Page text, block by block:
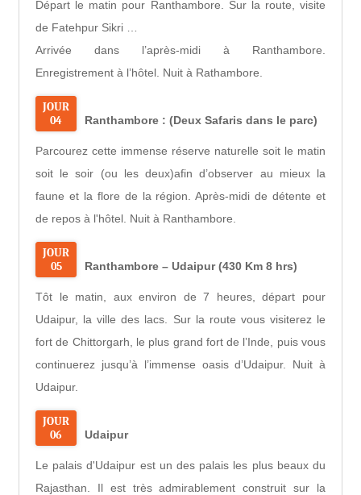
Départ le matin pour Ranthambore. Sur la route, visite
de Fatehpur Sikri …
Arrivée dans l’après-midi à Ranthambore.
Enregistrement à l’hôtel. Nuit à Rathambore.
JOUR
04
Ranthambore : (Deux Safaris dans le parc)
Parcourez cette immense réserve naturelle soit le matin
soit le soir (ou les deux)afin d’observer au mieux la
faune et la flore de la région. Après-midi de détente et
de repos à l'hôtel. Nuit à Ranthambore.
JOUR
05
Ranthambore – Udaipur (430 Km 8 hrs)
Tôt le matin, aux environ de 7 heures, départ pour
Udaipur, la ville des lacs. Sur la route vous visiterez le
fort de Chittorgarh, le plus grand fort de l’Inde, puis vous
continuerez jusqu’à l’immense oasis d’Udaipur. Nuit à
Udaipur.
JOUR
06
Udaipur
Le palais d'Udaipur est un des palais les plus beaux du
Rajasthan. Il est très admirablement construit sur la